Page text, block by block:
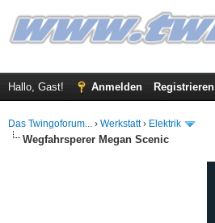
Hallo, Gast! Anmelden Registrieren
Das Twingoforum... › Werkstatt› Elektrik
Wegfahrsperer Megan Scenic